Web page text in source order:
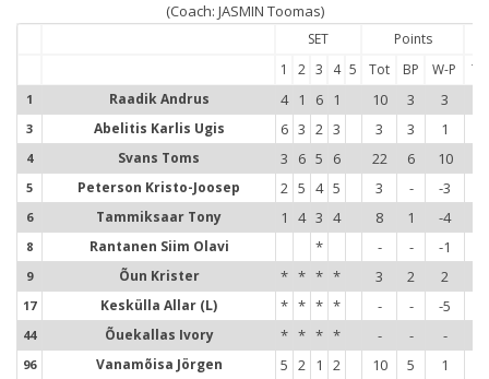
(Coach: JASMIN Toomas)
SET
Points
1
2 3 4 5 Tot BP W-P
1 Raadik Andrus 4 1 6 1 10 3 3
3 Abelitis Karlis Ugis 6 3 2 3 3 3 1
4 Svans Toms 3 6 5 6 22 6 10
5 Peterson Kristo-Joosep 2 5 4 5 3 - -3
6 Tammiksaar Tony 1 4 3 4 8 1 -4
8 Rantanen Siim Olavi * - - -1
9 Õun Krister * * * * 3 2 2
17 Keskülla Allar (L) * * * * - - -5
44 Õuekallas Ivory * * * * - - -
96 Vanamõisa Jörgen 5 2 1 2 10 5 1